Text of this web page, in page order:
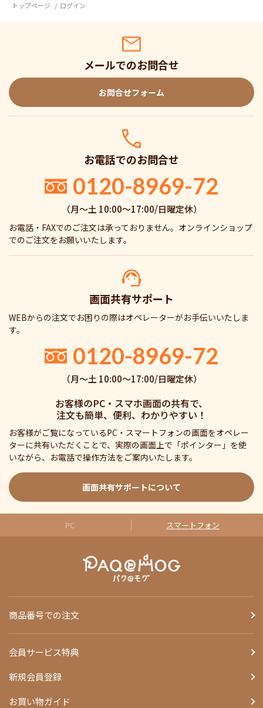
トップページ ログイン
メールでのお問合せ
お問合せフォーム
お電話でのお問合せ
0120-8969-72
（月〜土 10:00〜17:00/日曜定休）
お電話・FAXでのご注文は承っておりません。オンラインショップ
でのご注文をお願いいたします。
画面共有サポート
WEBからの注文でお困りの際はオペレーターがお手伝いいたしま
す。
0120-8969-72
（月〜土 10:00〜17:00/日曜定休）
お客様のPC・スマホ画面の共有で、
注文も簡単、便利、わかりやすい！
お客様がご覧になっているPC・スマートフォンの画面をオペレー
ターに共有いただくことで、実際の画面上で「ポインター」を使
いながら、お電話で操作方法をご案内いたします。
画面共有サポートについて
PC スマートフォン
商品番号での注文
会員サービス特典
新規会員登録
お買い物ガイド